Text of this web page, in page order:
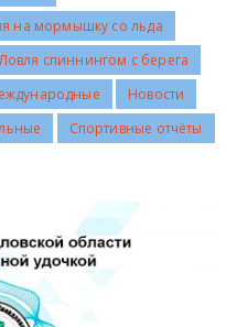
на мормышку со льда
спиннингом с берега
Новости
Спортивные отчёты